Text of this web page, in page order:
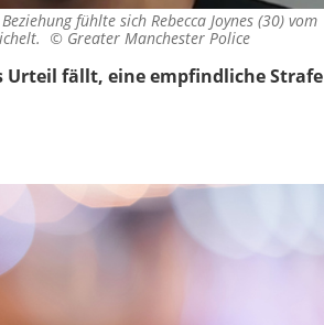
fühlte sich Rebecca Joynes (30) vom
© Greater Manchester Police
Urteil fällt, eine empfindliche Strafe